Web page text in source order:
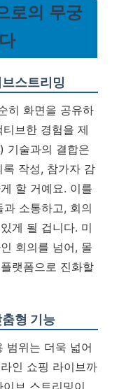
로의 무궁
스트리밍
히 화면을 공유하
브한 경험을 제
기술과의 결합은
작성, 참가자 감
할 거예요. 이를
소통하고, 회의
게 될 겁니다. 미
회의를 넘어, 몰
랫폼으로 진화할
형 기능
범위는 더욱 넓어
인 쇼핑 라이브까
브 스트리밍이